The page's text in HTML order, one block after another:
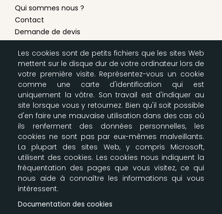
Les cookies sont de petits fichiers que les sites Web
mettent sur le disque dur de votre ordinateur lors de
votre première visite. Représentez-vous un cookie
comme une carte d'identification qui est
uniquement la vôtre. Son travail est d'indiquer au
site lorsque vous y retournez. Bien qu'il soit possible
d'en faire une mauvaise utilisation dans des cas où
ils renferment des données personnelles, les
cookies ne sont pas par eux-mêmes malveillants.
La plupart des sites Web, y compris Microsoft,
utilisent des cookies. Les cookies nous indiquent la
fréquentation des pages que vous visitez, ce qui
nous aide à connaître les informations qui vous
intéressent.
Documentation des cookies
Qui sommes nous ?
Contact
Demande de devis
Mentions légales
Modes de livraison & paiement
Configurer les cookies
Plan du site
LA BOUTIQUE SCOUTE
Nos entrepôts
164-166 Av Joseph Kessel
Parkile 12
78960 Voisins le Bretonneux
09 87 00 61 91 - 06 61 30 35 39